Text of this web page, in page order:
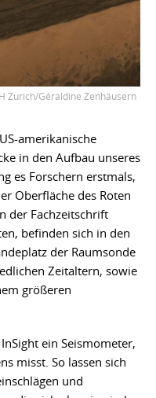
Zurich/Géraldine Zenhäusern
amerikanische
in den Aufbau unseres
es Forschern erstmals,
Oberfläche des Roten
der Fachzeitschrift
befinden sich in den
der Raumsonde
Zeitaltern, sowie
größeren
ein Seismometer,
misst. So lassen sich
und